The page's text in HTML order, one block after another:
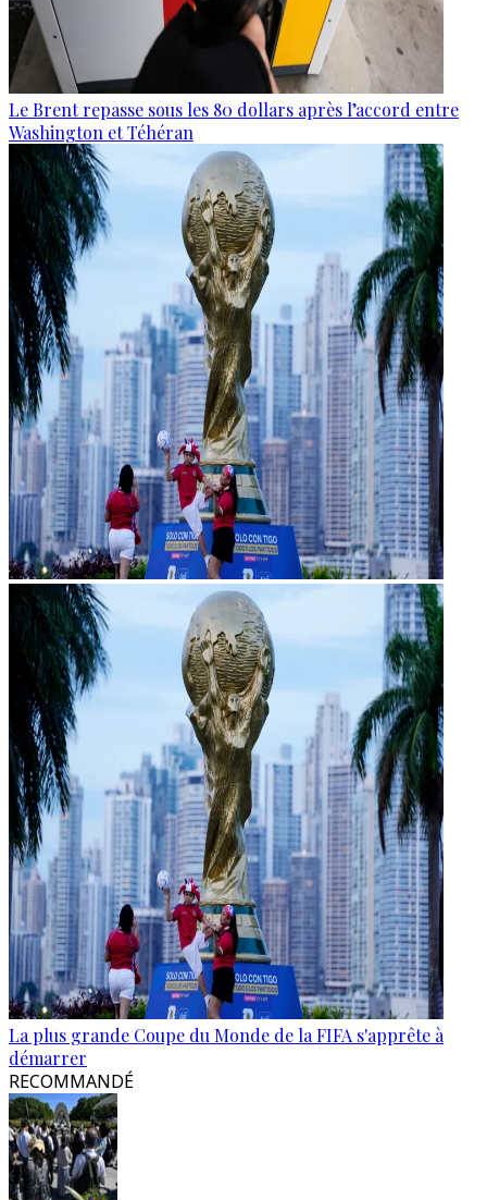
Le Brent repasse sous les 80 dollars après l’accord entre
Washington et Téhéran
La plus grande Coupe du Monde de la FIFA s'apprête à
démarrer
RECOMMANDÉ